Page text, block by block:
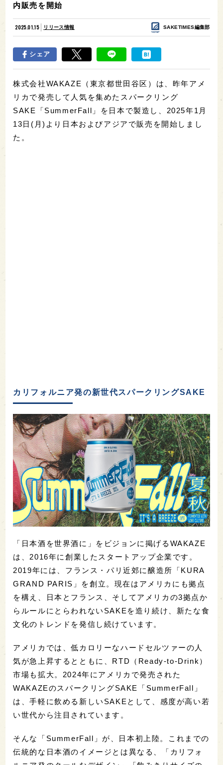
内販売を開始
2025.01.15 リリース情報 SAKETIMES編集部
シェア
株式会社WAKAZE（東京都世田谷区）は、昨年アメ
リカで発売して人気を集めたスパークリング
SAKE「SummerFall」を日本で製造し、2025年1月
13日(月)より日本およびアジアで販売を開始しまし
た。
カリフォルニア発の新世代スパークリングSAKE
「日本酒を世界酒に」をビジョンに掲げるWAKAZE
は、2016年に創業したスタートアップ企業です。
2019年には、フランス・パリ近郊に醸造所「KURA
GRAND PARIS」を創立。現在はアメリカにも拠点
を構え、日本とフランス、そしてアメリカの3拠点か
らルールにとらわれないSAKEを造り続け、新たな食
文化のトレンドを発信し続けています。
アメリカでは、低カロリーなハードセルツァーの人
気が急上昇するとともに、RTD（Ready-to-Drink）
市場も拡大。2024年にアメリカで発売された
WAKAZEのスパークリングSAKE「SummerFall」
は、手軽に飲める新しいSAKEとして、感度が高い若
い世代から注目されています。
そんな「SummerFall」が、日本初上陸。これまでの
伝統的な日本酒のイメージとは異なる、「カリフォ